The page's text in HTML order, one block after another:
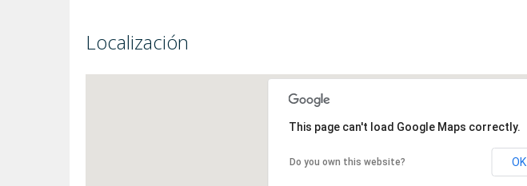
Localización
This page can't load Google Maps correctly.
Do you own this website? OK